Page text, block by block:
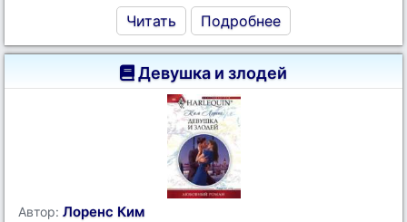
Читать Подробнее
Девушка и злодей
Автор: Лоренс Ким